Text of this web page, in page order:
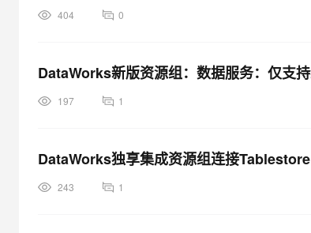
404 0
DataWorks新版资源组：数据服务：仅支
197 1
DataWorks独享集成资源组连接Tablestore
243 1